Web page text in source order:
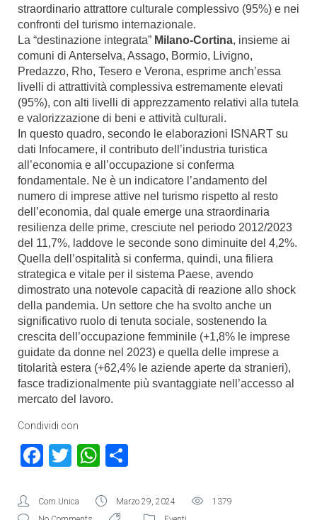
straordinario attrattore culturale complessivo (95%) e nei
confronti del turismo internazionale.
La “destinazione integrata” Milano-Cortina, insieme ai
comuni di Anterselva, Assago, Bormio, Livigno,
Predazzo, Rho, Tesero e Verona, esprime anch’essa
livelli di attrattività complessiva estremamente elevati
(95%), con alti livelli di apprezzamento relativi alla tutela
e valorizzazione di beni e attività culturali.
In questo quadro, secondo le elaborazioni ISNART su
dati Infocamere, il contributo dell’industria turistica
all’economia e all’occupazione si conferma
fondamentale. Ne è un indicatore l’andamento del
numero di imprese attive nel turismo rispetto al resto
dell’economia, dal quale emerge una straordinaria
resilienza delle prime, cresciute nel periodo 2012/2023
del 11,7%, laddove le seconde sono diminuite del 4,2%.
Quella dell’ospitalità si conferma, quindi, una filiera
strategica e vitale per il sistema Paese, avendo
dimostrato una notevole capacità di reazione allo shock
della pandemia. Un settore che ha svolto anche un
significativo ruolo di tenuta sociale, sostenendo la
crescita dell’occupazione femminile (+1,8% le imprese
guidate da donne nel 2023) e quella delle imprese a
titolarità estera (+62,4% le aziende aperte da stranieri),
fasce tradizionalmente più svantaggiate nell’accesso al
mercato del lavoro.
Condividi con
Facebook
TwitterWhatsApp
Com.Unica Marzo 29, 2024
1379